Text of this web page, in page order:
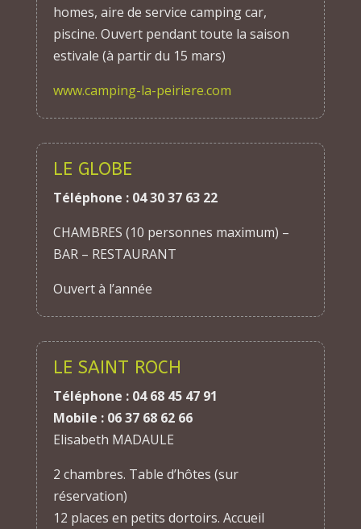
homes, aire de service camping car,
piscine. Ouvert pendant toute la saison
estivale (à partir du 15 mars)
www.camping-la-peiriere.com
LE GLOBE
Téléphone : 04 30 37 63 22
CHAMBRES (10 personnes maximum) –
BAR – RESTAURANT
Ouvert à l’année
LE SAINT ROCH
Téléphone : 04 68 45 47 91
Mobile : 06 37 68 62 66
Elisabeth MADAULE
2 chambres. Table d’hôtes (sur
réservation)
12 places en petits dortoirs. Accueil